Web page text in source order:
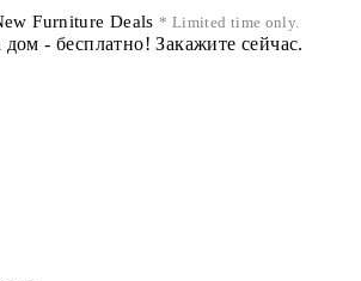
Furniture Deals * Limited time only.
- бесплатно! Закажите сейчас.